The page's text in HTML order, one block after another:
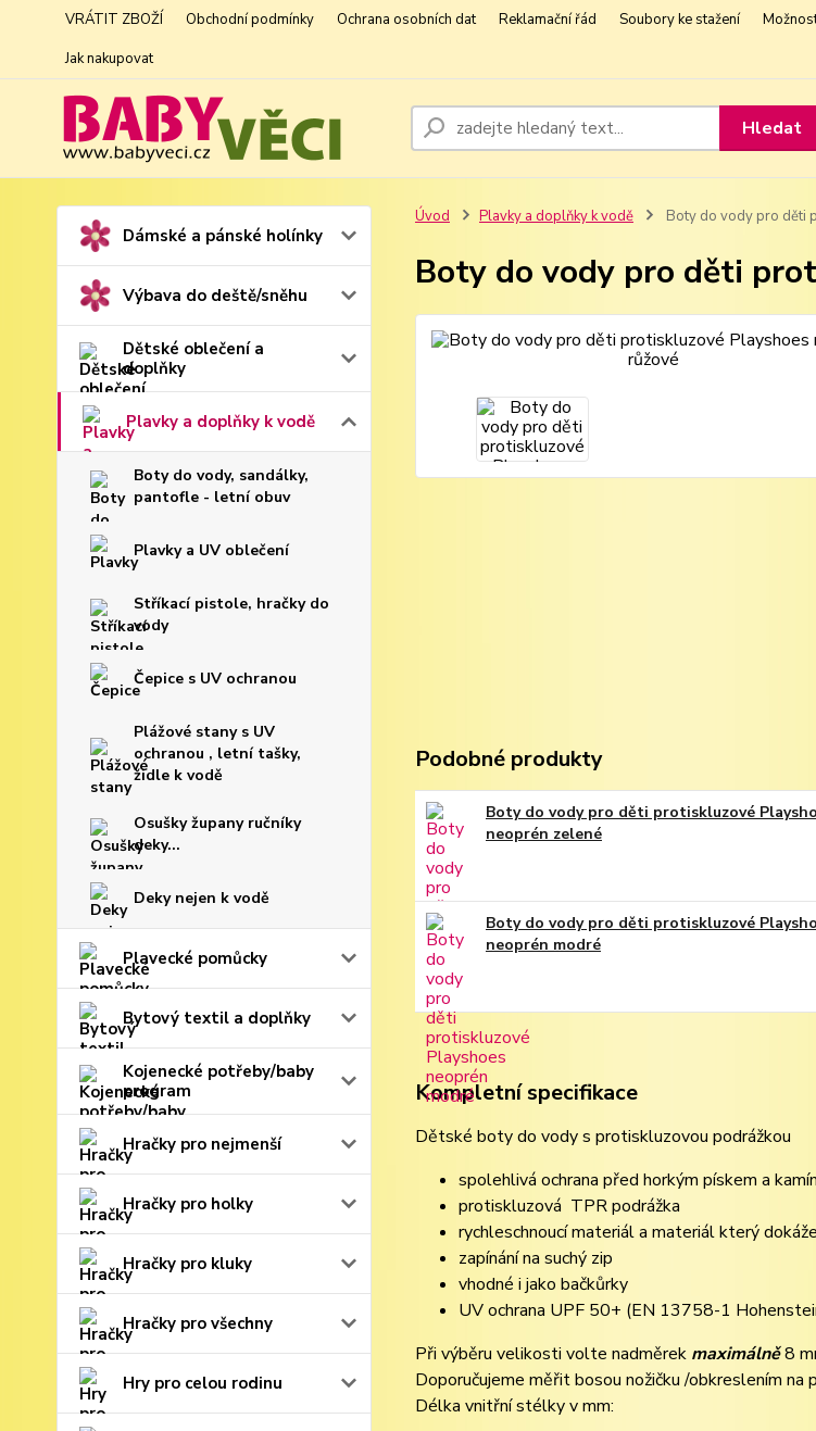
VRÁTIT ZBOŽÍ Obchodní podmínky Ochrana osobních dat Reklamační řád Soubory ke stažení
Jak nakupovat
Hledat
Dámské a pánské holínky
Výbava do deště/sněhu
Dětské oblečení a
doplňky
Plavky a doplňky k vodě
Boty do vody, sandálky,
pantofle - letní obuv
Plavky a UV oblečení
Stříkací pistole, hračky do
vody
Čepice s UV ochranou
Plážové stany s UV
ochranou , letní tašky,
židle k vodě
Osušky župany ručníky
deky...
Deky nejen k vodě
Plavecké pomůcky
Bytový textil a doplňky
Kojenecké potřeby/baby
program
Hračky pro nejmenší
Hračky pro holky
Hračky pro kluky
Hračky pro všechny
Hry pro celou rodinu
Úvod Plavky a doplňky k vodě Boty do vody pro děti
Boty do vody pro děti
Podobné produkty
Boty do vody pro děti protiskluzové
neoprén zelené
Boty do vody pro děti protiskluzové
neoprén modré
Kompletní specifikace
Dětské boty do vody s protiskluzovou podrážkou
spolehlivá ochrana před horkým pískem a
protiskluzová TPR podrážka
rychleschnoucí materiál a materiál který
zapínání na suchý zip
vhodné i jako bačkůrky
UV ochrana UPF 50+ (EN 13758-1
Při výběru velikosti volte nadměrek maximálně8
Doporučujeme měřit bosou nožičku /obkreslením na
Délka vnitřní stélky v mm: